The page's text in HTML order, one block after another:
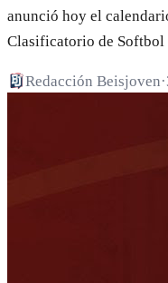
anunció hoy el
Clasificatorio de Softbol
Redacción Beisjoven·